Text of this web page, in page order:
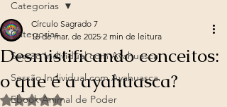
Categorias
Sessão Individual com Ayahuasca
Sessão Individual com Ayahuasca
Ebook Animal de Poder
Categorias
Desmistificando conceitos:
o que é a ayahuasca?
Círculo Sagrado 7
16 de mar. de 2025 2 min de leitura
Avaliado com NaN de 5 estrelas.